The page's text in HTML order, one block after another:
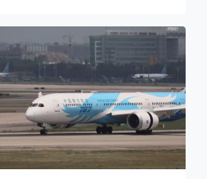
，並感謝北京故宮博物院一直對博物館的